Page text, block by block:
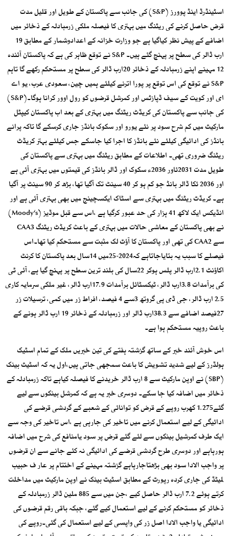
اسٹینڈرڈ اینڈ پوورز (S&P) کی جانب سے پاکستان کے طویل اور قلیل مدت
قرض حاصل کرنے کی ریٹنگ میں بہتری کا فیصلہ ملکی زرمبادلہ کے ذخائر میں
اضافے کے پیش نظر کیاگیا ہے جو وزارت خزانہ کے اعدادوشمار کے مطابق 19
ارب ڈالر کی سطح پر پہنچ گئے ہیں۔ S&P نے توقع ظاہر کی ہے کہ پاکستان آئندہ
12 مہینے اپنے زرمبادلہ کے ذخائر 20ارب ڈالر کی سطح پر مستحکم رکھے گا تاہم
S&P نے توقع کی اس توقع پر پورا اترنے کیلئے ہمیں چین، سعودی عرب، یو اے
ای اور کویت کے سیف ڈپازٹس اور کمرشل قرضوں کو رول اوور کرانا ہوگا۔(S&P)
کی جانب سے پاکستان کی کریڈٹ ریٹنگ میں بہتری کے بعد اب پاکستان کیپٹل
مارکیٹ میں کم شرح سود پر نئے یورو اور سکوک بانڈز جاری کرسکے گا تاکہ پرانے
بانڈز کی ادائیگی کیلئے نئے بانڈز کا اجرا کیا جاسکے جس کیلئے بہتر کریڈٹ
ریٹنگ ضروری تھی۔ اطلاعات کے مطابق ریٹنگ میں بہتری سے پاکستان کی
طویل مدت 2031ئاور 2036ء سکوک اور ڈالر بانڈز کی قیمتوں میں بہتری آئی ہے
اور 2036 ئکا ڈالر بانڈ جو کم ہو کر 40 سینٹ تک آگیا تھا، بڑھ کر 90 سینٹ پر آگیا
ہے۔ کریڈٹ ریٹنگ میں بہتری سے اسٹاک ایکسچینج میں بھی بہتری آئی ہے اور
انڈیکس ایک لاکھ 41 ہزار کی حد عبور کرگیا ہے ،اس سے قبل موڈیز (Moody‘s)
نے بھی پاکستان کے معاشی حالات میں بہتری کے باعث کریڈٹ ریٹنگ CAA3
سے CAA2 کی تھی اور پاکستان کا آؤٹ لک مثبت سے مستحکم کیا تھا۔اس
فیصلے کا سبب یہ بتایاجاتاہے کہ2024-25میں 14سال بعد پاکستان کا کرنٹ
اکاؤنٹ 2.1ارب ڈالر پلس ہوکر 22سال کی بلند ترین سطح پر پہنچ گیا ہے، آئی ٹی
کی برآمدات 3.8ارب ڈالر، ٹیکسٹائل برآمدات 17.9ارب ڈالر، غیر ملکی سرمایہ کاری
2.5 ارب ڈالر، جی ڈی پی گروتھ 3سے 4 فیصد، افراط زر میں کمی، ترسیلات زر
27فیصد اضافے سے 38.3ارب ڈالر اور زرمبادلہ کے ذخائر 19 ارب ڈالر ہونے کے
باعث روپیہ مستحکم ہوا ہے۔
اس خوش آئند خبر کے ساتھ گزشتہ ہفتے کی تین خبریں ملک کے تمام اسٹیک
ہولڈرز کے لیے شدید تشویش کا باعث سمجھی جاتی ہیں،اول یہ کہ اسٹیٹ بینک
(SBP) نے اوپن مارکیٹ سے 8 ارب ڈالر خریدنے کا فیصلہ کیاہے تاکہ زرمبادلہ کے
ذخائر میں اضافہ کیا جا سکے۔ دوسری خبر یہ ہے کہ کمرشل بینکوں سے لیے
گئے1.275 کھرب روپے کے قرض کو توانائی کے شعبے کے گردشی قرضے کی
ادائیگی کے لیے استعمال کرنے میں تاخیر کی جارہی ہے ،اس تاخیر کی وجہ سے
ایک طرف کمرشیل بینکوں سے لئے گئے قرض پر سود یامنافع کی شرح میں اضافہ
ہورہاہے اور دوسری طرح گردشی قرضے کی ادائیگی نہ کئے جانے سے ان قرضوں
پر واجب الادا سود بھی بڑھتاجارہاہے گزشتہ مہینے کے اختتام پر عار ف حبیب
لمیٹڈ کی جاری کردہ رپورٹ کے مطابق اسٹیٹ بینک نے اوپن مارکیٹ میں مداخلت
کرتے ہوئے 7.2 ارب ڈالر حاصل کیے ،جن میں سے 885 ملین ڈالر زرمبادلہ کے
ذخائر کو مستحکم کرنے کے لیے استعمال کیے گئے، جبکہ باقی رقم قرضوں کی
ادائیگی یا واجب الادا اصل زر کی واپسی کے لیے استعمال کی گئی۔روپے کی